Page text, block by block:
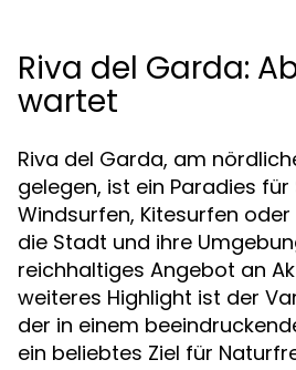
Riva del Garda:
wartet
Riva del Garda, am
gelegen, ist ein Paradies für
Windsurfen, Kitesurfen
die Stadt und ihre
reichhaltiges Angebot an
weiteres Highlight ist der
der in einem
ein beliebtes Ziel für